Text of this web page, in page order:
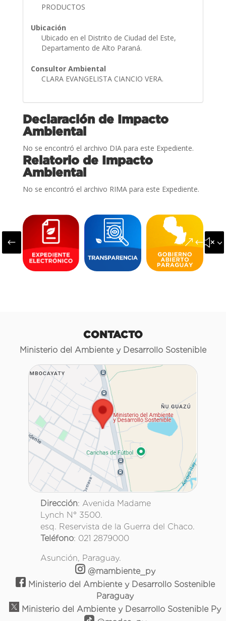
PRODUCTOS
Ubicación
Ubicado en el Distrito de Ciudad del Este,
Departamento de Alto Paraná.
Consultor Ambiental
CLARA EVANGELISTA CIANCIO VERA.
Declaración de Impacto
Ambiental
No se encontró el archivo DIA para este Expediente.
Relatorio de Impacto
Ambiental
No se encontró el archivo RIMA para este Expediente.
#
CONTACTO
Ministerio del Ambiente y Desarrollo Sostenible
Dirección: Avenida Madame
Lynch N° 3500.
esq. Reservista de la Guerra del Chaco.
Teléfono: 021 2879000
Asunción, Paraguay.
@mambiente_py
Ministerio del Ambiente y Desarrollo Sostenible
Paraguay
Ministerio del Ambiente y Desarrollo Sostenible Py